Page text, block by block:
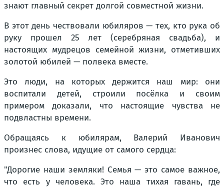
знают главный секрет долгой совместной жизни.
В этот день чествовали юбиляров — тех, кто рука об
руку прошел 25 лет (серебряная свадьба), и
настоящих мудрецов семейной жизни, отметивших
золотой юбилей — полвека вместе.
Это люди, на которых держится наш мир: они
воспитали детей, строили посёлка и своим
примером доказали, что настоящие чувства не
подвластны времени.
Обращаясь к юбилярам, Валерий Иванович
произнес слова, идущие от самого сердца:
"Дорогие наши земляки! Семья — это самое важное,
что есть у человека. Это наша тихая гавань, где